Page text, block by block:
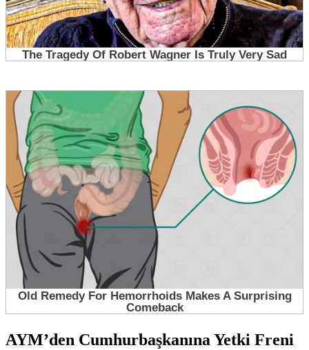
AYM’den Cumhurbaşkanına Yetki Freni